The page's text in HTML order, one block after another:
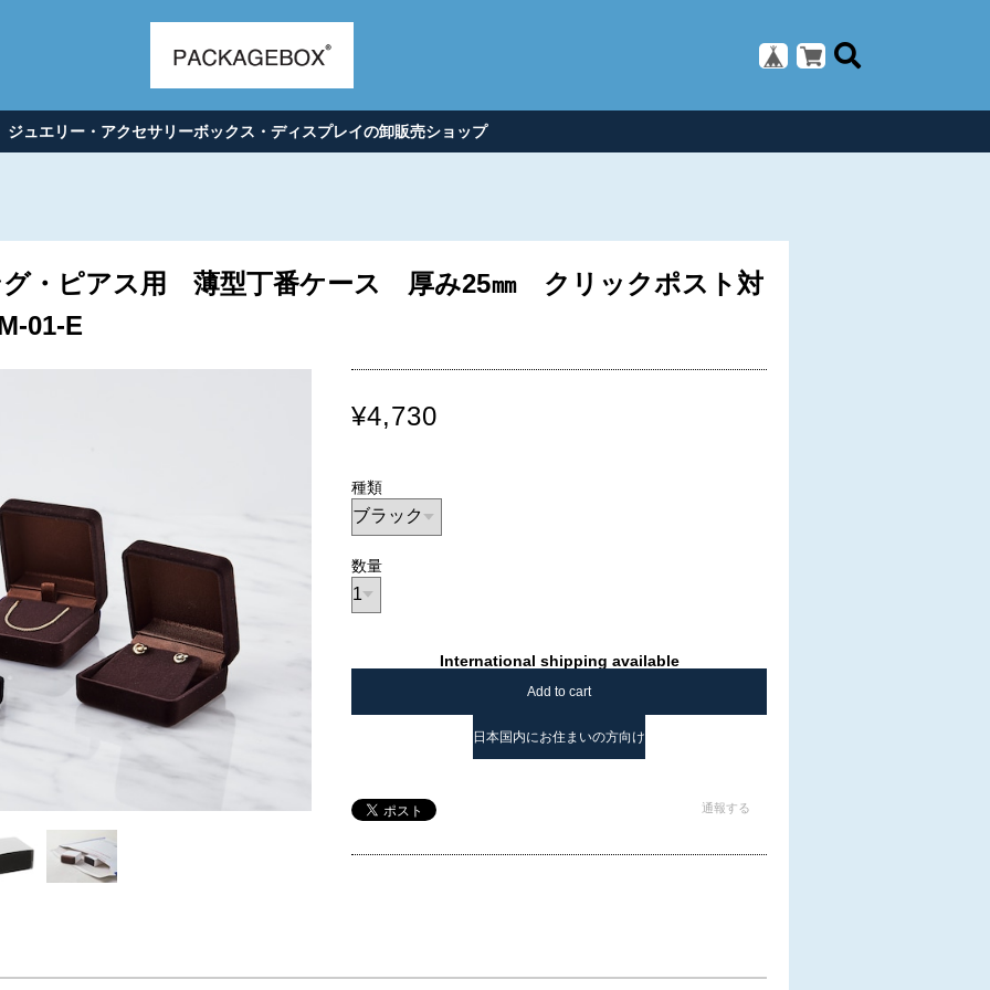
ジュエリー・アクセサリーボックス・ディスプレイの卸販売ショップ
グ・ピアス用 薄型丁番ケース 厚み25㎜ クリックポスト対
01-E
¥4,730
種類
数量
International shipping available
Add to cart
日本国内にお住まいの方向け
通報する